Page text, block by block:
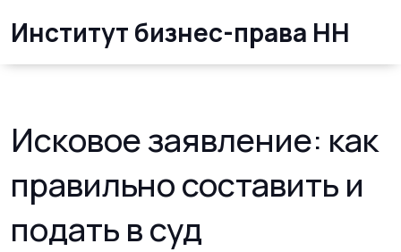
Институт бизнес-права НН
Исковое заявление: как
правильно составить и
подать в суд